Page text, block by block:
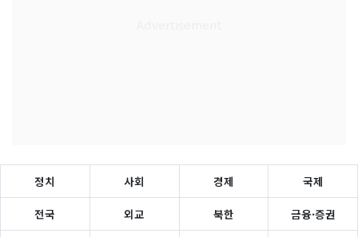
정치 사회 경제 국제
전국 외교 북한 금융·증권